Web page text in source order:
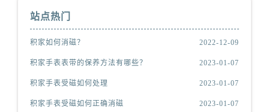
站点热门
积家如何消磁？ 2022-12-09
积家手表表带的保养方法有哪些？ 2023-01-07
积家手表受磁如何处理 2023-01-07
积家手表受磁如何正确消磁 2023-01-07